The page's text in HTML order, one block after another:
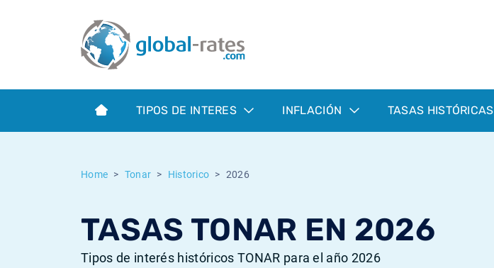
TIPOS DE INTERES INFLACIÓN TASAS HISTÓRICAS
Home Tonar Historico 2026
TASAS TONAR EN 2026
Tipos de interés históricos TONAR para el año 2026
Term SOFR
¿Qué es la inflación IPC?
¿Qué es la inflación IPCA?
Inflación Mexicano - IPC
Euribor - histórico
ESTER - histórico
Calculadora de inflación